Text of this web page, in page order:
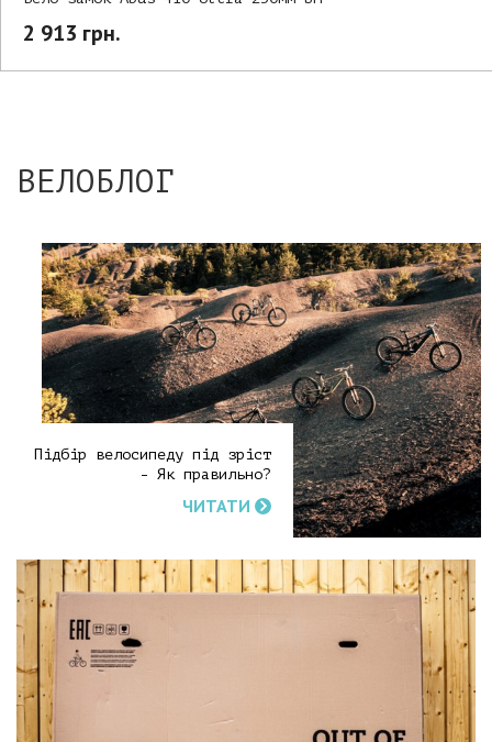
2 913 грн.
ВЕЛОБЛОГ
Підбір велосипеду під зріст
- Як правильно?
ЧИТАТИ